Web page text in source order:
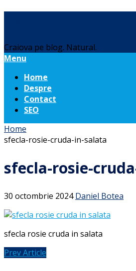
Craiova pe blog. Natural.
Menu
Home
Despre
Contact
SEO
Home
sfecla-rosie-cruda-in-salata
sfecla-rosie-
30 octombrie 2024 Daniel Botea
sfecla rosie cruda in salata
Prev Article